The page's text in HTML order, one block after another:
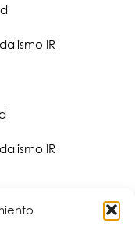
IR
IR